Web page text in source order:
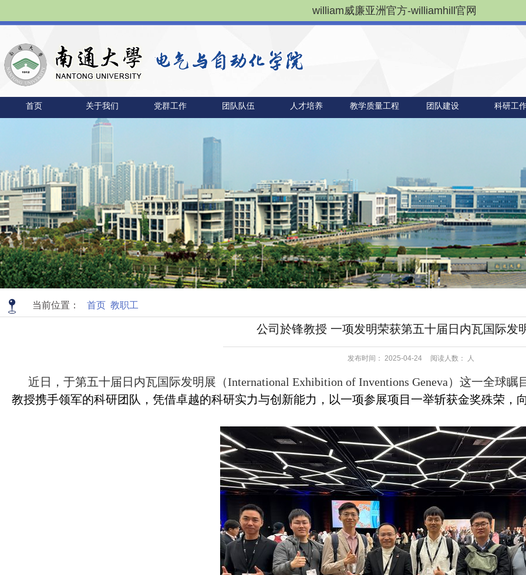
william威廉亚洲官方-williamhill官网
首页 关于我们 党群工作 团队队伍 人才培养 教学质量工程 团队建设 科研工
当前位置： 首页 教职工
公司於锋教授 一项发明荣获第五十届日内瓦国际发
发布时间： 2025-04-24 阅读人数： 人
近日，于第五十届日内瓦国际发明展（International Exhibition of Inventions Geneva）这一全球瞩
教授携手领军的科研团队，凭借卓越的科研实力与创新能力，以一项参展项目一举斩获金奖殊荣，